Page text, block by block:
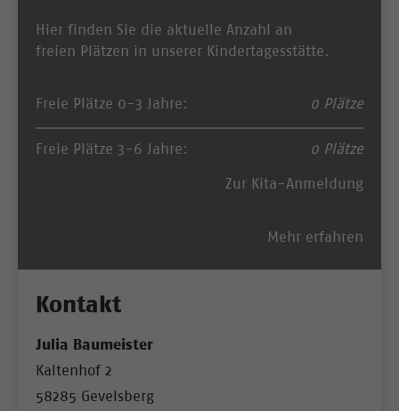
Hier finden Sie die aktuelle Anzahl an
freien Plätzen in unserer Kindertagesstätte.
Freie Plätze 0-3 Jahre: 0 Plätze
Freie Plätze 3-6 Jahre: 0 Plätze
Mehr erfahren
Zur Kita-Anmeldung
Kontakt
Julia Baumeister
Kaltenhof 2
58285 Gevelsberg